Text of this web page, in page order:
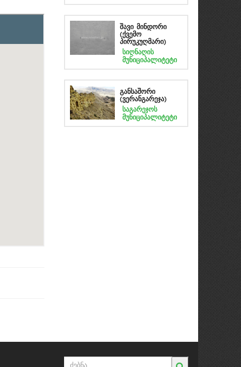
შავი მინდორი
(ქვემო
პირუკუღმარი)
სიღნაღის
მუნიციპალიტეტი
განსაშორი
(ვერანგარეჯა)
საგარეჯოს
მუნიციპალიტეტი